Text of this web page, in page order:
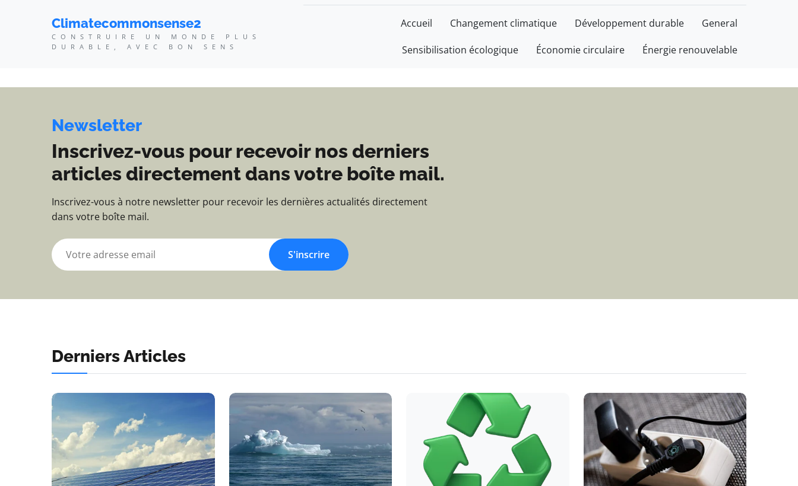
Climatecommonsense2 - Construire un monde plus durable, avec
Climatecommonsense2
CONSTRUIRE UN MONDE PLUS
DURABLE, AVEC BON SENS
Accueil Changement climatique Développement durable General
Sensibilisation écologique Économie circulaire Énergie renouvelable
Newsletter
Inscrivez-vous pour recevoir nos derniers
articles directement dans votre boîte mail.
Inscrivez-vous à notre newsletter pour recevoir les dernières actualités directement
dans votre boîte mail.
S'inscrire
Derniers Articles